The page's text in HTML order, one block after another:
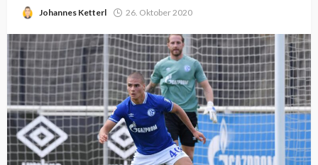
Johannes Ketterl 26. Oktober 2020